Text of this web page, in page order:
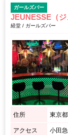
ガールズバー
JEUNESSE（ジ
経堂 / ガールズバー
住所 東京
アクセス